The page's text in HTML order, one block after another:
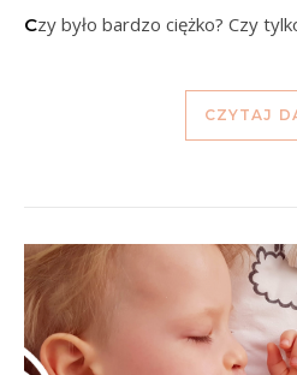
Czy było bardzo ciężko? Czy
CZYTAJ